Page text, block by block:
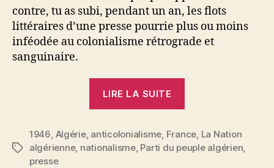
contre, tu as subi, pendant un an, les flots
littéraires d’une presse pourrie plus ou moins
inféodée au colonialisme rétrograde et
sanguinaire.
LIRE LA SUITE
n°
1,
Étiquettes
1946, Algérie, anticolonialisme, France, La Nation
algérienne, nationalisme, Parti du peuple algérien,
presse